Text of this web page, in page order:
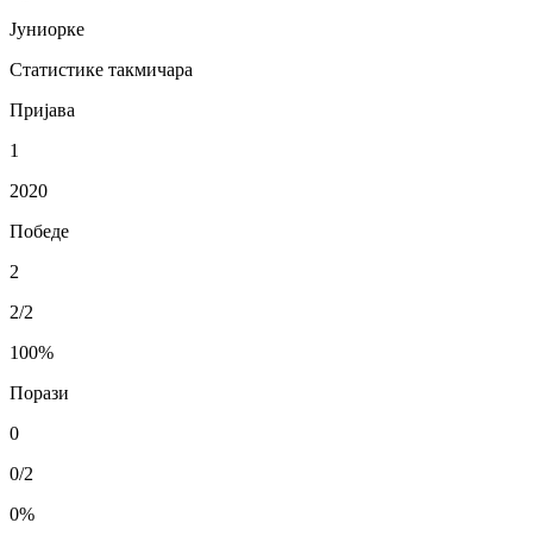
Јуниорке
Статистике такмичара
Пријава
1
2020
Победе
2
2/2
100%
Порази
0
0/2
0%